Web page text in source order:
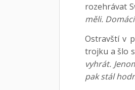
rozehrávat
měli.
Ostravští v
trojku a šlo
vyhrát.
pak stál